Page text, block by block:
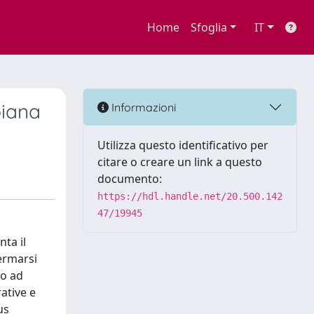
Home Sfoglia IT
il
ad
e
Informazioni
Utilizza questo identificativo per
citare o creare un link a questo
documento:
https://hdl.handle.net/20.500.142
47/19945